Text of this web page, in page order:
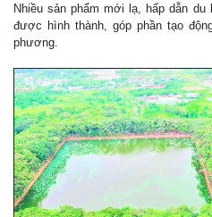
Nhiều sản phẩm mới lạ, hấp dẫn
được hình thành, góp phần tạo
phương.